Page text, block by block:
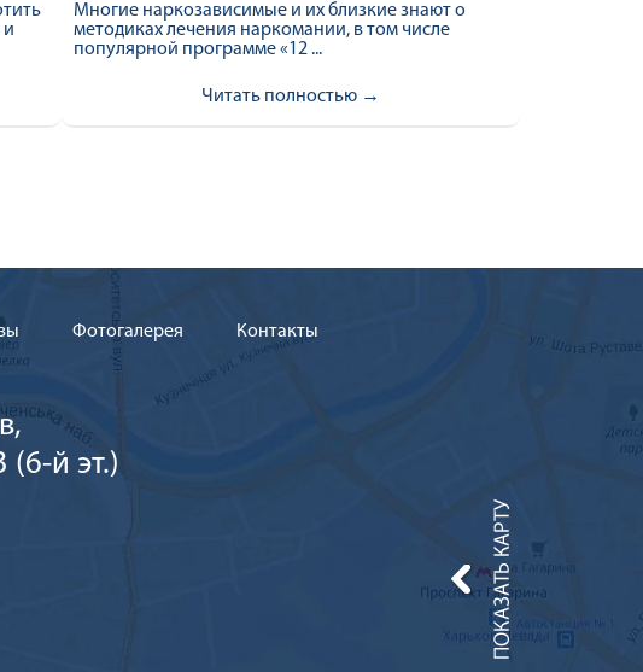
и
Многие наркозависимые и их близкие знают о
методиках лечения наркомании, в том числе
популярной программе «12 ...
Читать полностью →
Фотогалерея Контакты
й эт.)